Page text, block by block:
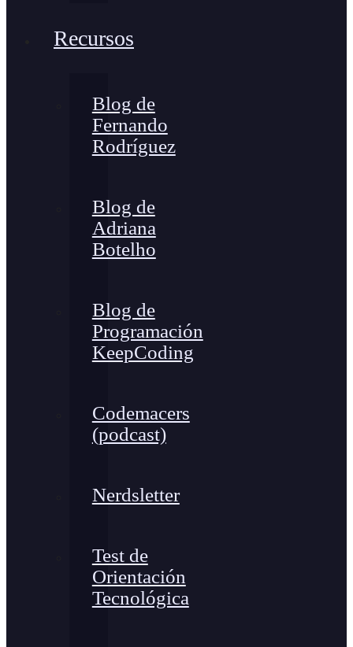
Recursos
Blog de
Fernando
Rodríguez
Blog de
Adriana
Botelho
Blog de
Programación
KeepCoding
Codemacers
(podcast)
Nerdsletter
Test de
Orientación
Tecnológica